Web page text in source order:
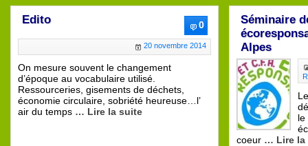
0
Edito
20 novembre 2014
On mesure souvent le changement
d’époque au vocabulaire utilisé.
Ressourceries, gisements de déchets,
économie circulaire, sobriété heureuse…l’
air du temps … Lire la suite
Séminaire
Alpes
le
coeur … Lire la